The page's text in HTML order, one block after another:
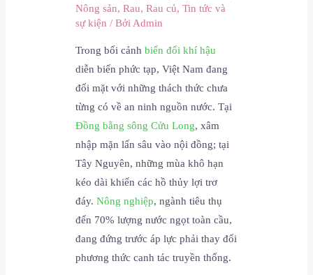
Nông sản,Rau,Rau củ,Tin tức và
sự kiện / Bởi Admin
Trong bối cảnhbiến đổi khí hậu
diễn biến phức tạp, Việt Nam đang
đối mặt với những thách thức chưa
từng có về an ninh nguồn nước. Tại
Đồng bằng sông Cửu Long, xâm
nhập mặn lấn sâu vào nội đồng; tại
Tây Nguyên, những mùa khô hạn
kéo dài khiến các hồ thủy lợi trơ
đáy.Nông nghiệp, ngành tiêu thụ
đến 70% lượng nước ngọt toàn cầu,
đang đứng trước áp lực phải thay đổi
phương thức canh tác truyền thống.